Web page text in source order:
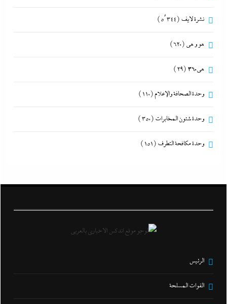
نشرة لايف (5٬344)
هو و هي (620)
هى360 (29)
وحدة الصحافة والإعلام(110)
وحدة شئون المخابرات (350)
وحدة مكافحة التطرف (151)
الرئيس
القوات المسلحة